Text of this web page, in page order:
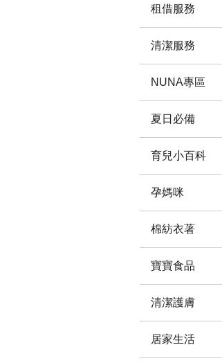
租借服務
清潔服務
NUNA專區
夏日必備
育兒小百科
孕媽咪
棉紡衣著
寶寶食品
清潔護膚
居家生活